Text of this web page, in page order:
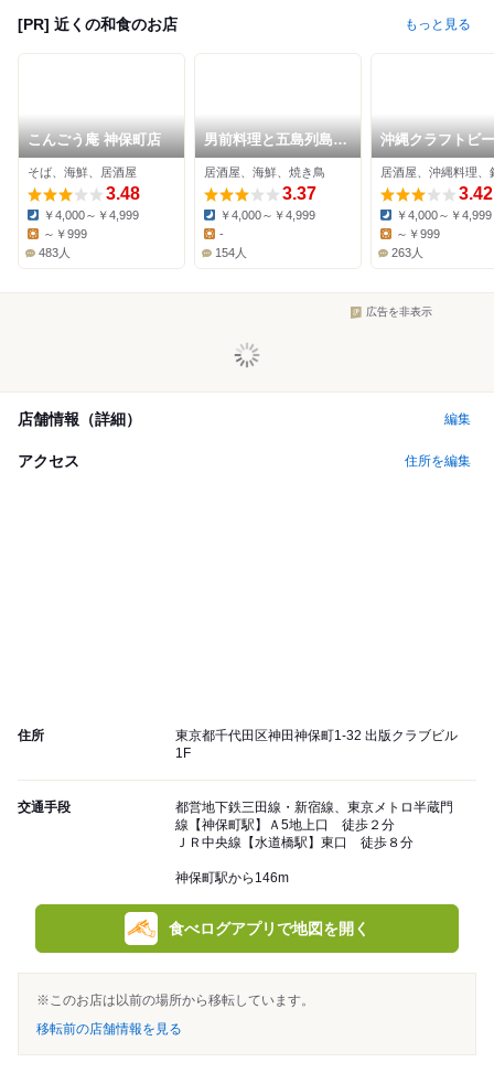
[PR] 近くの和食のお店 もっと見る
こんごう庵 神保町店
そば、海鮮、居酒屋
3.48
Dinner:
￥4,000～￥4,999
～￥999
483人
男前料理と五島列島直
送の魚 神保町 無花果
居酒屋、海鮮、焼き鳥
3.37
Dinner:
￥4,000～￥4,999
-
154人
沖縄クラフトビ
琉球バル ガチマ
居酒屋、沖縄料理、
3.42
Dinner:
￥4,000～￥4,999
～￥999
263人
広告を非表示
店舗情報（詳細） 編集
アクセス 住所を編集
住所
東京都千代田区神田神保町1-32 出版クラブビル
1F
交通手段
都営地下鉄三田線・新宿線、東京メトロ半蔵門
線【神保町駅】Ａ5地上口 徒歩２分
ＪＲ中央線【水道橋駅】東口 徒歩８分
神保町駅から146m
食べログアプリで地図を開く
※このお店は以前の場所から移転しています。
移転前の店舗情報を見る